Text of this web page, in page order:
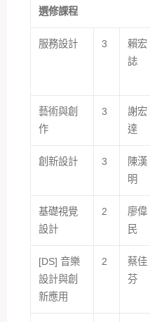
選修課程
服務設計 3
賴宏
誌
藝術與創
作
3
謝宏
達
創新設計 3
陳漢
明
基礎視覺
設計
2
廖偉
民
[DS] 音樂
設計與創
新應用
2
蔡佳
芬